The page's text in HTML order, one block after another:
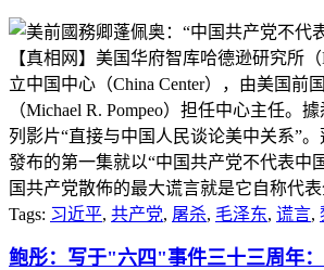
【真相网】美国华府智库哈德逊研究所（
立中国中心（China Center），由美国前
（Michael R. Pompeo）担任中心主任。
列影片“直接与中国人民谈论美中关系”。
發布的第一集就以“中国共产党不代表中
国共产党散佈的最大谎言就是它自称代
Tags: 习近平, 共产党, 屠杀, 毛泽东, 谎言,
鲍彤：写于"六四"事件三十三周年